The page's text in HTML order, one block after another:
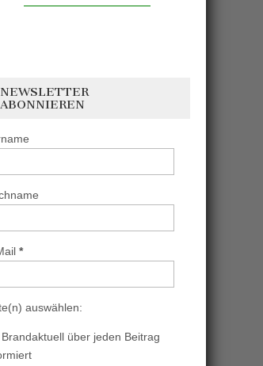
NEWSLETTER
ABONNIEREN
*
auswählen:
Brandaktuell über jeden Beitrag